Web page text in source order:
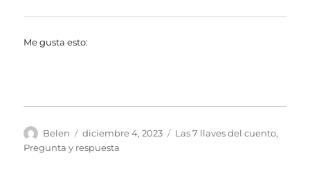
Me gusta esto:
Autor
Belen
Publicado
el
diciembre 4, 2023 Categorías
Las 7 llaves del cuento,
Pregunta y respuesta